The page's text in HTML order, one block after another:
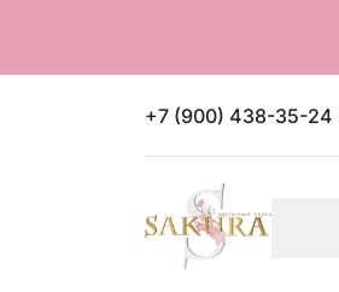
+7 (900) 438-35-24